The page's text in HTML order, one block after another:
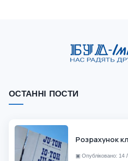
ОСТАННІ ПОСТИ
Розрахунок
▣ Опубліковано: 14